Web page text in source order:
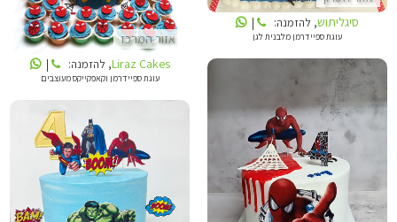
סיגליתוש, להזמנה: |
עוגת ספיידרמן מלבנית לגן אזור המרכז
Liraz Cakes, להזמנה: |
עוגת ספיידרמן וקאפקייקס מעוצבים
הלנה מתוקים
GALITCAKE